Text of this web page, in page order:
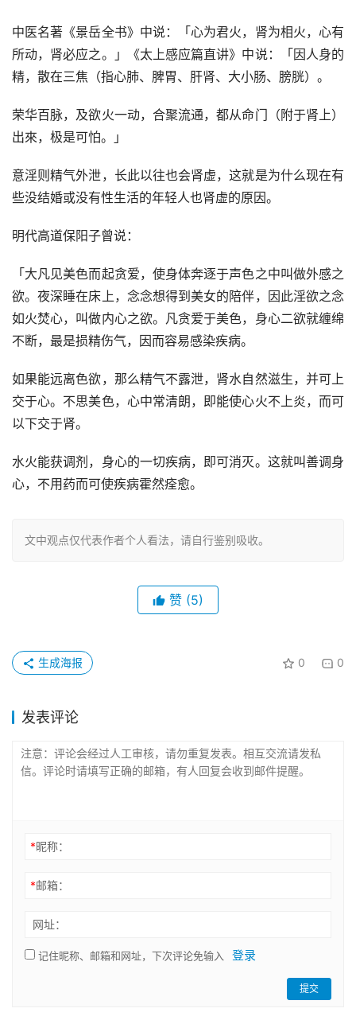
中医名著《景岳全书》中说：「心为君火，肾为相火，心有
所动，肾必应之。」《太上感应篇直讲》中说：「因人身的
精，散在三焦（指心肺、脾胃、肝肾、大小肠、膀胱）。
荣华百脉，及欲火一动，合聚流通，都从命门（附于肾上）
出來，极是可怕。」
意淫则精气外泄，长此以往也会肾虚，这就是为什么现在有
些没结婚或没有性生活的年轻人也肾虚的原因。
明代高道保阳子曾说：
「大凡见美色而起贪爱，使身体奔逐于声色之中叫做外感之
欲。夜深睡在床上，念念想得到美女的陪伴，因此淫欲之念
如火焚心，叫做内心之欲。凡贪爱于美色，身心二欲就缠绵
不断，最是损精伤气，因而容易感染疾病。
如果能远离色欲，那么精气不露泄，肾水自然滋生，并可上
交于心。不思美色，心中常清朗，即能使心火不上炎，而可
以下交于肾。
水火能获调剂，身心的一切疾病，即可消灭。这就叫善调身
心，不用药而可使疾病霍然痊愈。
文中观点仅代表作者个人看法，请自行鉴别吸收。
赞 (5)
0 0
生成海报
发表评论
*昵称：
*邮箱：
网址：
记住昵称、邮箱和网址，下次评论免输入 登录
提交